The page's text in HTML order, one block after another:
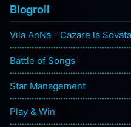
Blogroll
Vila AnNa - Cazare la Sovata
Battle of Songs
Star Management
Play & Win